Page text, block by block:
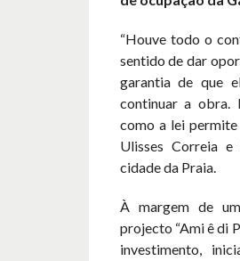
“Houve todo o
sentido de dar
garantia de que
continuar a obra.
como a lei
Ulisses Correia e
cidade da Praia.
À margem de
projecto “Ami ê di
investimento,